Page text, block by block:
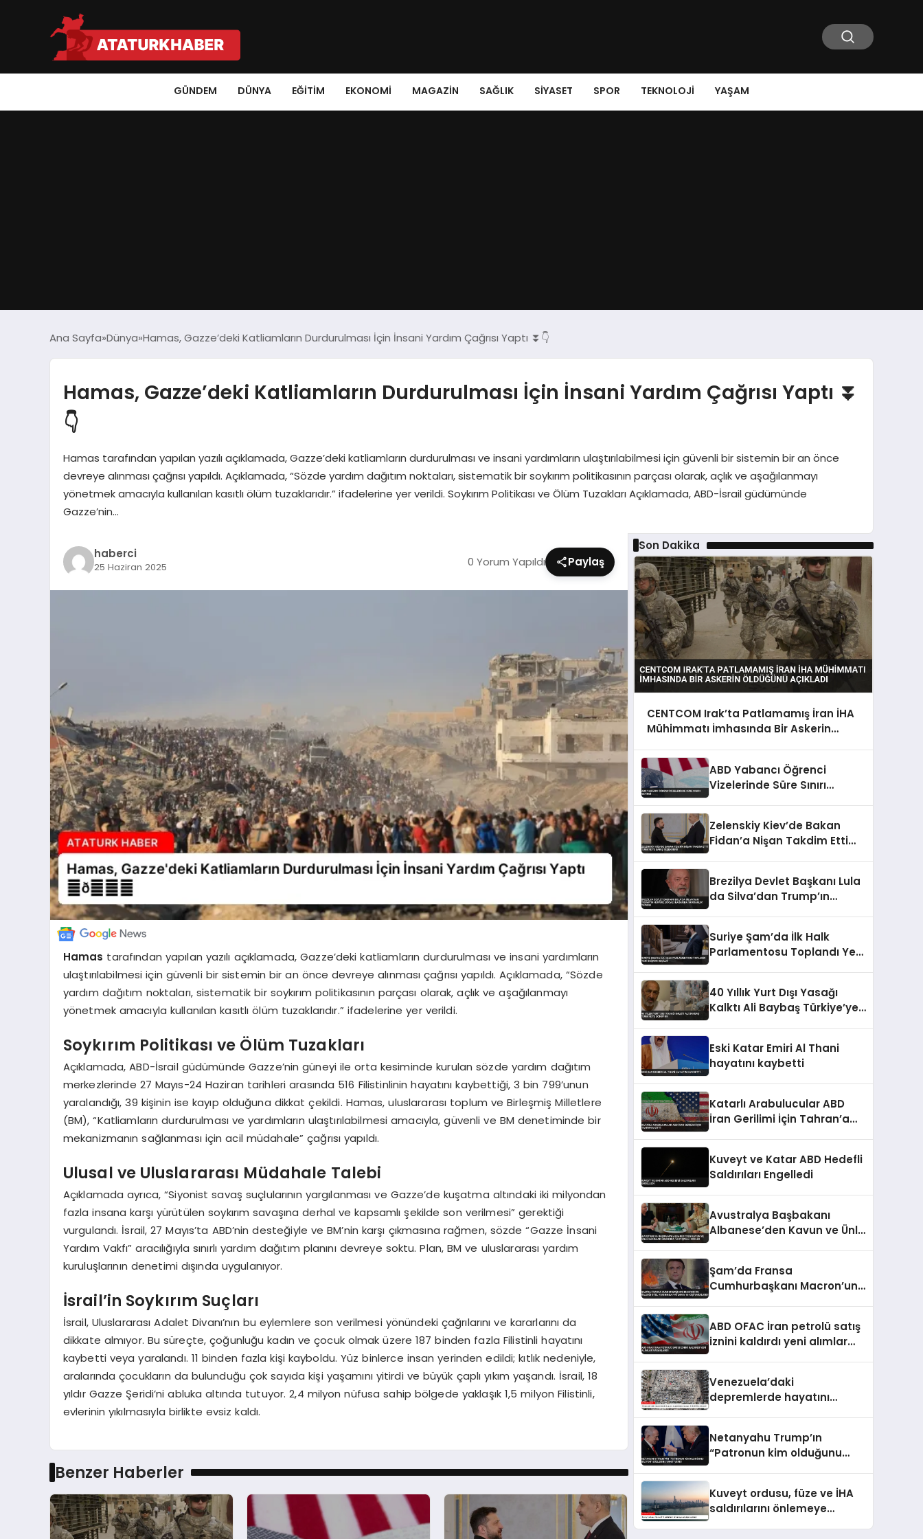
GÜNDEM DÜNYA EĞITIM EKONOMI MAGAZIN SAĞLIK SIYASET SPOR TEKNOLOJI YAŞAM
Ana Sayfa Dünya Hamas, Gazze’deki Katliamların Durdurulması İçin İnsani Yardım Çağrısı Yaptı ⏬👇
Hamas, Gazze’deki Katliamların Durdurulması İçin İnsani Yardım Çağrısı Yaptı ⏬
👇
Hamas tarafından yapılan yazılı açıklamada, Gazze’deki katliamların durdurulması ve insani yardımların ulaştırılabilmesi için güvenli bir sistemin bir an önce
devreye alınması çağrısı yapıldı. Açıklamada, “Sözde yardım dağıtım noktaları, sistematik bir soykırım politikasının parçası olarak, açlık ve aşağılanmayı
yönetmek amacıyla kullanılan kasıtlı ölüm tuzaklarıdır.” ifadelerine yer verildi. Soykırım Politikası ve Ölüm Tuzakları Açıklamada, ABD-İsrail güdümünde
Gazze’nin…
haberci
25 Haziran 2025 0 Yorum Yapıldı Paylaş
Hamas tarafından yapılan yazılı açıklamada, Gazze’deki katliamların durdurulması ve insani yardımların
ulaştırılabilmesi için güvenli bir sistemin bir an önce devreye alınması çağrısı yapıldı. Açıklamada, “Sözde
yardım dağıtım noktaları, sistematik bir soykırım politikasının parçası olarak, açlık ve aşağılanmayı
yönetmek amacıyla kullanılan kasıtlı ölüm tuzaklarıdır.” ifadelerine yer verildi.
Soykırım Politikası ve Ölüm Tuzakları
Açıklamada, ABD-İsrail güdümünde Gazze’nin güneyi ile orta kesiminde kurulan sözde yardım dağıtım
merkezlerinde 27 Mayıs-24 Haziran tarihleri arasında 516 Filistinlinin hayatını kaybettiği, 3 bin 799’unun
yaralandığı, 39 kişinin ise kayıp olduğuna dikkat çekildi. Hamas, uluslararası toplum ve Birleşmiş Milletlere
(BM), “Katliamların durdurulması ve yardımların ulaştırılabilmesi amacıyla, güvenli ve BM denetiminde bir
mekanizmanın sağlanması için acil müdahale” çağrısı yapıldı.
Ulusal ve Uluslararası Müdahale Talebi
Açıklamada ayrıca, “Siyonist savaş suçlularının yargılanması ve Gazze’de kuşatma altındaki iki milyondan
fazla insana karşı yürütülen soykırım savaşına derhal ve kapsamlı şekilde son verilmesi” gerektiği
vurgulandı. İsrail, 27 Mayıs’ta ABD’nin desteğiyle ve BM’nin karşı çıkmasına rağmen, sözde “Gazze İnsani
Yardım Vakfı” aracılığıyla sınırlı yardım dağıtım planını devreye soktu. Plan, BM ve uluslararası yardım
kuruluşlarının denetimi dışında uygulanıyor.
İsrail’in Soykırım Suçları
İsrail, Uluslararası Adalet Divanı’nın bu eylemlere son verilmesi yönündeki çağrılarını ve kararlarını da
dikkate almıyor. Bu süreçte, çoğunluğu kadın ve çocuk olmak üzere 187 binden fazla Filistinli hayatını
kaybetti veya yaralandı. 11 binden fazla kişi kayboldu. Yüz binlerce insan yerinden edildi; kıtlık nedeniyle,
aralarında çocukların da bulunduğu çok sayıda kişi yaşamını yitirdi ve büyük çaplı yıkım yaşandı. İsrail, 18
yıldır Gazze Şeridi’ni abluka altında tutuyor. 2,4 milyon nüfusa sahip bölgede yaklaşık 1,5 milyon Filistinli,
evlerinin yıkılmasıyla birlikte evsiz kaldı.
Benzer Haberler
Son Dakika
CENTCOM Irak’ta Patlamamış İran İHA
Mühimmatı İmhasında Bir Askerin
ABD Yabancı Öğrenci
Vizelerinde Süre Sınırı
Zelenskiy Kiev’de Bakan
Fidan’a Nişan Takdim Etti
Brezilya Devlet Başkanı Lula
da Silva’dan Trump’ın
Suriye Şam’da İlk Halk
Parlamentosu Toplandı Yeni
40 Yıllık Yurt Dışı Yasağı
Kalktı Ali Baybaş Türkiye’ye
Eski Katar Emiri Al Thani
hayatını kaybetti
Katarlı Arabulucular ABD
İran Gerilimi İçin Tahran’a
Kuveyt ve Katar ABD Hedefli
Saldırıları Engelledi
Avustralya Başbakanı
Albanese’den Kavun ve Ünlü
Şam’da Fransa
Cumhurbaşkanı Macron’un
ABD OFAC İran petrolü satış
iznini kaldırdı yeni alımlar
Venezuela’daki
depremlerde hayatını
Netanyahu Trump’ın
“Patronun kim olduğunu
Kuveyt ordusu, füze ve İHA
saldırılarını önlemeye